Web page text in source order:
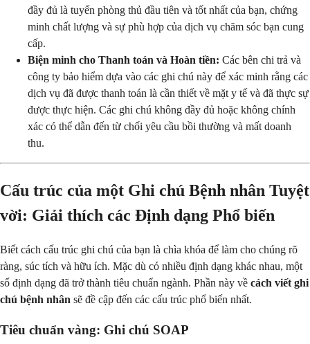
đầy đủ là tuyến phòng thủ đầu tiên và tốt nhất của bạn, chứng
minh chất lượng và sự phù hợp của dịch vụ chăm sóc bạn cung
cấp.
Biện minh cho Thanh toán và Hoàn tiền: Các bên chi trả và
công ty bảo hiểm dựa vào các ghi chú này để xác minh rằng các
dịch vụ đã được thanh toán là cần thiết về mặt y tế và đã thực sự
được thực hiện. Các ghi chú không đầy đủ hoặc không chính
xác có thể dẫn đến từ chối yêu cầu bồi thường và mất doanh
thu.
Cấu trúc của một Ghi chú Bệnh nhân Tuyệt
vời: Giải thích các Định dạng Phổ biến
Biết cách cấu trúc ghi chú của bạn là chìa khóa để làm cho chúng rõ
ràng, súc tích và hữu ích. Mặc dù có nhiều định dạng khác nhau, một
số định dạng đã trở thành tiêu chuẩn ngành. Phần này về cách viết ghi
chú bệnh nhân sẽ đề cập đến các cấu trúc phổ biến nhất.
Tiêu chuẩn vàng: Ghi chú SOAP